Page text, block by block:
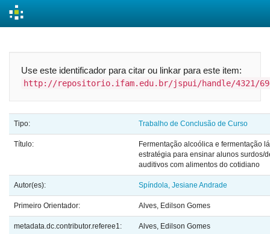
Use este identificador para citar ou linkar para este item:
http://repositorio.ifam.edu.br/jspui/handle/4321/
Tipo: Trabalho de Conclusão de Curso
Título:
Fermentação alcoólica e fermentação
estratégia para ensinar alunos surdos/
auditivos com alimentos do cotidiano
Autor(es): Spíndola, Jesiane Andrade
Primeiro Orientador: Alves, Edilson Gomes
metadata.dc.contributor.referee1: Alves, Edilson Gomes